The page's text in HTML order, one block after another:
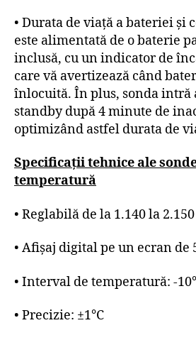
• Durata de viață a bateriei și
este alimentată de o baterie
inclusă, cu un indicator de
care vă avertizează când
înlocuită. În plus, sonda intră
standby după 4 minute de
optimizând astfel durata de
Specificații tehnice ale
temperatură
• Reglabilă de la 1.140 la
• Afișaj digital pe un ecran de
• Interval de temperatură: -
• Precizie: ±1°C